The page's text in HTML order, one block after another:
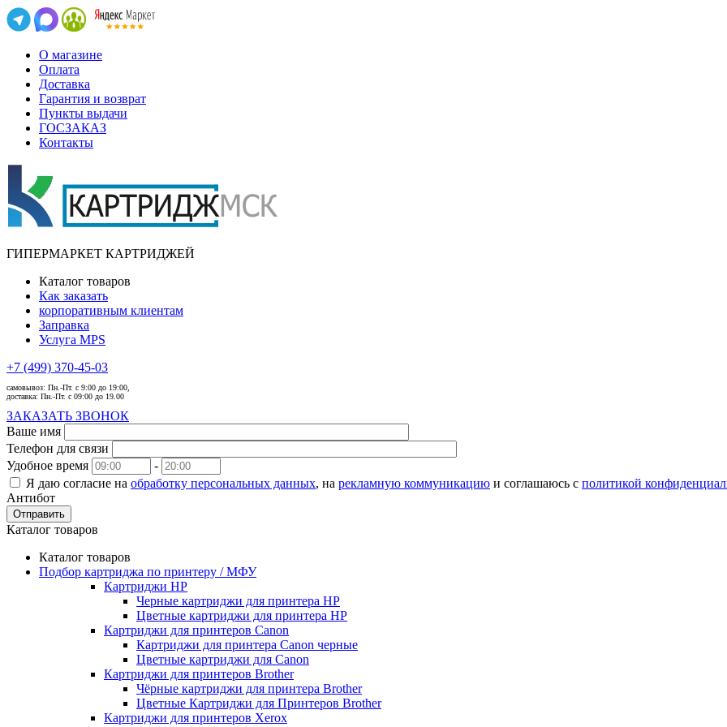
О магазине
Оплата
Доставка
Гарантия и возврат
Пункты выдачи
ГОСЗАКАЗ
Контакты
ГИПЕРМАРКЕТ КАРТРИДЖЕЙ
Каталог товаров
Как заказать
корпоративным клиентам
Заправка
Услуга MPS
+7 (499) 370-45-03
самовывоз: Пн.-Пт. с 9:00 до 19:00,
доставка: Пн.-Пт. с 09:00 до 19.00
ЗАКАЗАТЬ ЗВОНОК
Ваше имя
Телефон для связи
Удобное время
-
Я даю согласие на обработку персональных данных, на рекламную коммуникацию и соглашаюсь с политикой
Антибот
Отправить
Каталог товаров
Каталог товаров
Подбор картриджа по принтеру / МФУ
Картриджи HP
Черные картриджи для принтера HP
Цветные картриджи для принтера HP
Картриджи для принтеров Сanon
Картриджи для принтера Сanon черные
Цветные картриджи для Сanon
Картриджи для принтеров Brother
Чёрные картриджи для принтера Brother
Цветные Картриджи для Принтеров Brother
Картриджи для принтеров Xerox